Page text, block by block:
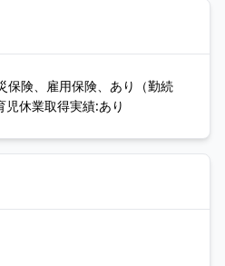
保険、雇用保険、あり（勤続
休業取得実績:あり